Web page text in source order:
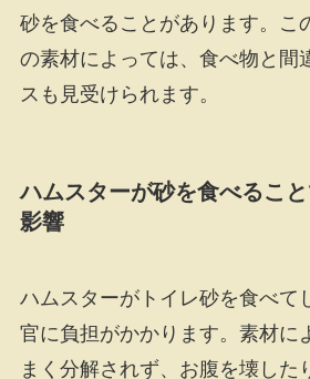
砂を食べることがあります。こ
の素材によっては、食べ物と間
スも見受けられます。
ハムスターが砂を食べるこ
影響
ハムスターがトイレ砂を食べて
官に負担がかかります。素材に
まく分解されず、お腹を壊した